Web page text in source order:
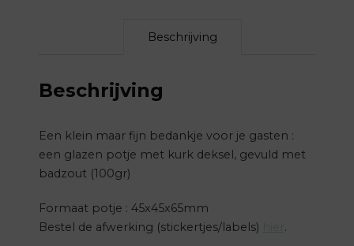
Beschrijving
Beschrijving
Een klein maar fijn bedankje voor je gasten :
een glazen potje met kurk deksel, gevuld met
badzout (100gr)
Formaat potje : 45x45x65mm
Bestel de afwerking (stickertjes/labels)
.